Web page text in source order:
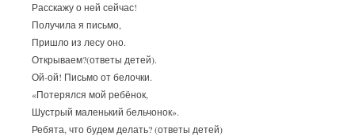
Расскажу о ней сейчас!
Получила я письмо,
Пришло из лесу оно.
Открываем?(ответы детей).
Ой-ой! Письмо от белочки.
«Потерялся мой ребёнок,
Шустрый маленький бельчонок».
Ребята, что будем делать? (ответы детей)